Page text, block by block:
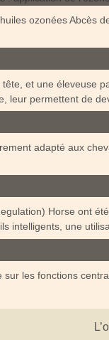
ozonées
et une éleveuse
leur permettent de
adapté aux
Horse ont
intelligents, une
les fonctions